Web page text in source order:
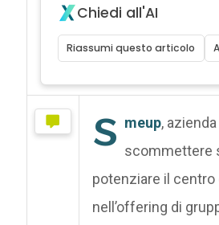
Chiedi all'AI
Riassumi questo articolo
s meup,
scommettere
potenziare il
nell’offering di